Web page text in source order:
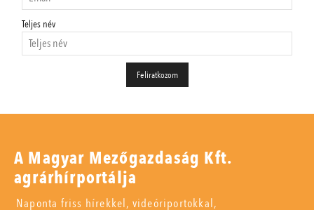
Teljes név
A Magyar Mezőgazdaság Kft.
agrárhírportálja
Naponta friss hírekkel, videóriportokkal,